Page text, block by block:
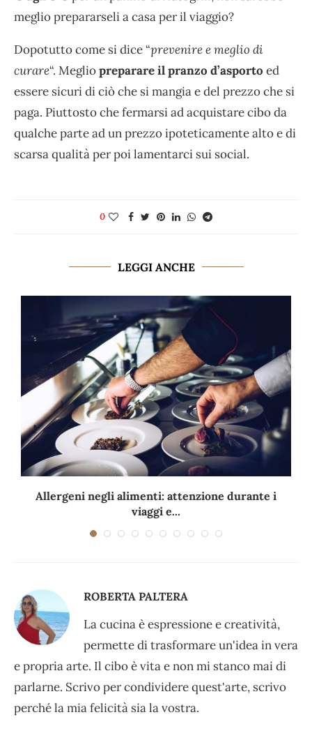
meglio prepararseli a casa per il viaggio?
Dopotutto come si dice “prevenire e meglio di
curare“. Megliopreparare il pranzo d’asporto ed
essere sicuri di ciò che si mangia e del prezzo che si
paga. Piuttosto che fermarsi ad acquistare cibo da
qualche parte ad un prezzo ipoteticamente alto e di
scarsa qualità per poi lamentarci sui social.
0
LEGGI ANCHE
Allergeni negli alimenti: attenzione durante i
viaggi e...
ROBERTA PALTERA
La cucina è espressione e creatività,
permette di trasformare un'idea in vera
e propria arte. Il cibo è vita e non mi stanco mai di
parlarne. Scrivo per condividere quest'arte, scrivo
perché la mia felicità sia la vostra.